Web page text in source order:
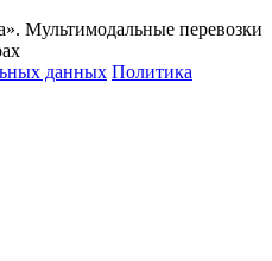
Мультимодальные перевозки
данных Политика